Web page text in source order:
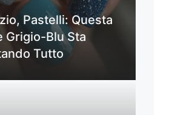
Pastelli: Questa
Grigio-Blu Sta
Tutto